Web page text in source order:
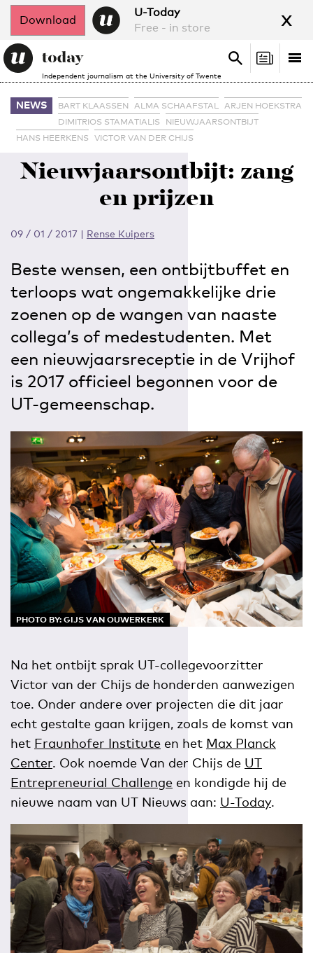
Download
U-Today
Free - in store
x
Independent journalism at the University of Twente
Search
Search
NEWS BART KLAASSEN ALMA SCHAAFSTAL ARJEN HOEKSTRA
DIMITRIOS STAMATIALIS
NIEUWJAARSONTBIJT
HANS HEERKENS
VICTOR VAN DER CHIJS
Nieuwjaarsontbijt: zang
en prijzen
09 / 01 / 2017 | Rense Kuipers
Beste wensen, een ontbijtbuffet en
terloops wat ongemakkelijke drie
zoenen op de wangen van naaste
collega’s of medestudenten. Met
een nieuwjaarsreceptie in de Vrijhof
is 2017 officieel begonnen voor de
UT-gemeenschap.
PHOTO BY: GIJS VAN OUWERKERK
Na het ontbijt sprak UT-collegevoorzitter
Victor van der Chijs de honderden aanwezigen
toe. Onder andere over projecten die dit jaar
echt gestalte gaan krijgen, zoals de komst van
het Fraunhofer Institute en het Max Planck
Center. Ook noemde Van der Chijs de UT
Entrepreneurial Challenge en kondigde hij de
nieuwe naam van UT Nieuws aan: U-Today.